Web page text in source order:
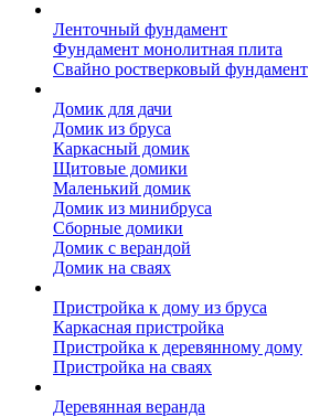
Ленточный фундамент
Фундамент монолитная плита
Свайно ростверковый фундамент
Домик для дачи
Домик из бруса
Каркасный домик
Щитовые домики
Маленький домик
Домик из минибруса
Сборные домики
Домик с верандой
Домик на сваях
Пристройка к дому из бруса
Каркасная пристройка
Пристройка к деревянному дому
Пристройка на сваях
Деревянная веранда